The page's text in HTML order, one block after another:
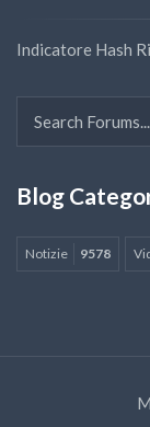
Indicatore Hash
Blog
Notizie 9578